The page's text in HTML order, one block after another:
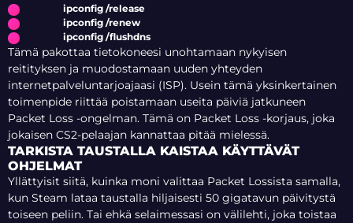
ipconfig /release
ipconfig /renew
ipconfig /flushdns
Tämä pakottaa tietokoneesi unohtamaan nykyisen
reitityksen ja muodostamaan uuden yhteyden
internetpalveluntarjoajaasi (ISP). Usein tämä yksinkertainen
toimenpide riittää poistamaan useita päiviä jatkuneen
Packet Loss -ongelman. Tämä on Packet Loss -korjaus, joka
jokaisen CS2-pelaajan kannattaa pitää mielessä.
TARKISTA TAUSTALLA KAISTAA KÄYTTÄVÄT
OHJELMAT
Yllättyisit siitä, kuinka moni valittaa Packet Lossista samalla,
kun Steam lataa taustalla hiljaisesti 50 gigatavun päivitystä
toiseen peliin. Tai ehkä selaimessasi on välilehti, joka toistaa